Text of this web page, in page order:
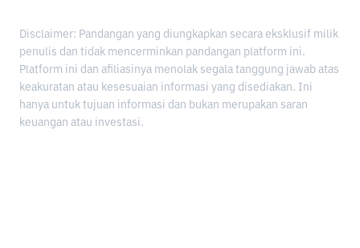
Disclaimer: Pandangan yang diungkapkan secara eksklusif milik
penulis dan tidak mencerminkan pandangan platform ini.
Platform ini dan afiliasinya menolak segala tanggung jawab atas
keakuratan atau kesesuaian informasi yang disediakan. Ini
hanya untuk tujuan informasi dan bukan merupakan saran
keuangan atau investasi.